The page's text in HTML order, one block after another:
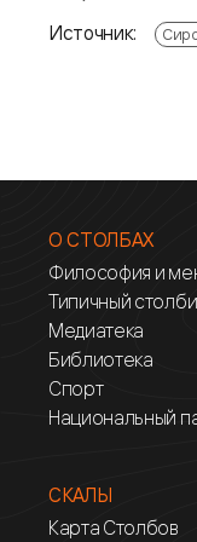
Источник:
О СТОЛБАХ
Философия и
Типичный
Медиатека
Библиотека
Спорт
Национальный
СКАЛЫ
Карта Столбов